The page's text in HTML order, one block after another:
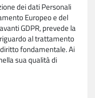
dei dati Personali
Europeo e del
GDPR, prevede la
al trattamento
fondamentale. Ai
sua qualità di